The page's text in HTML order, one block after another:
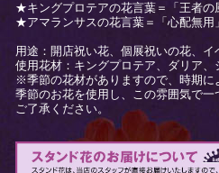
★キングプロテアの花言葉＝「王者の
★アマランサスの花言葉＝「心配無用」
用途：開店祝い花、個展祝いの花、
使用花材：キングプロテア、ダリア、
※季節の花材がありますので、時期に
季節のお花を使用し、この雰囲気で
ご了承ください。